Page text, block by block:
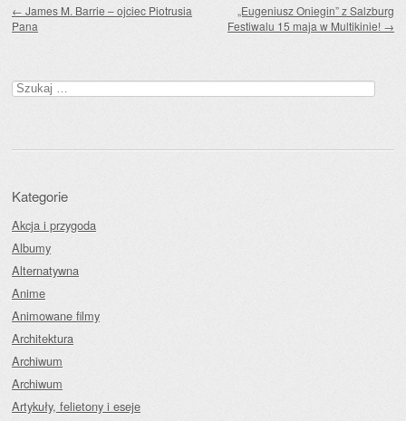
← James M. Barrie – ojciec Piotrusia
Pana
„Eugeniusz Oniegin” z Salzburg
Festiwalu 15 maja w Multikinie! →
Szukaj:
Kategorie
Akcja i przygoda
Albumy
Alternatywna
Anime
Animowane filmy
Architektura
Archiwum
Archiwum
Artykuły, felietony i eseje